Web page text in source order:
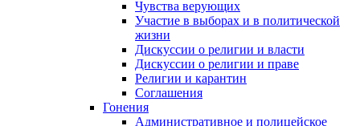
Чувства верующих
Участие в выборах и в политической
жизни
Дискуссии о религии и власти
Дискуссии о религии и праве
Религии и карантин
Соглашения
Гонения
Административное и полицейское